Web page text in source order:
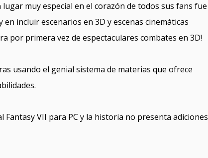
muy especial en el corazón de todos sus fans fue
incluir escenarios en 3D y escenas cinemáticas
por primera vez de espectaculares combates en 3D!
usando el genial sistema de materias que ofrece
VII para PC y la historia no presenta adiciones